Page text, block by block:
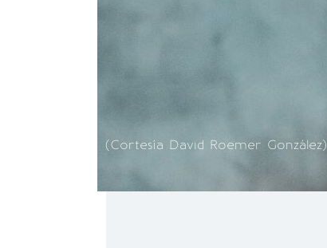
(Cortesía David Roemer González)